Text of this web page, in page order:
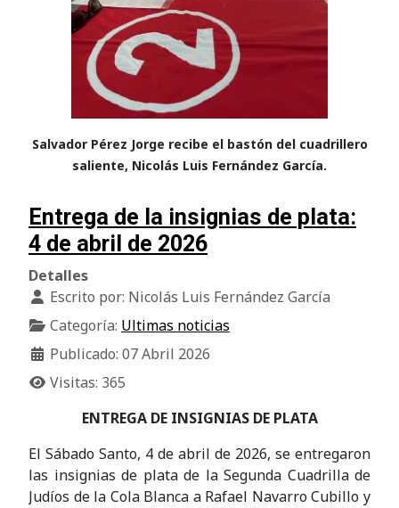
Salvador Pérez Jorge recibe el bastón del cuadrillero
saliente, Nicolás Luis Fernández García.
Entrega de la insignias de plata:
4 de abril de 2026
Detalles
Escrito por: Nicolás Luis Fernández García
Categoría: Ultimas noticias
Publicado: 07 Abril 2026
Visitas: 365
ENTREGA DE INSIGNIAS DE PLATA
El Sábado Santo, 4 de abril de 2026, se entregaron
las insignias de plata de la Segunda Cuadrilla de
Judíos de la Cola Blanca a Rafael Navarro Cubillo y